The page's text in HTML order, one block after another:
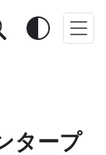
タープ